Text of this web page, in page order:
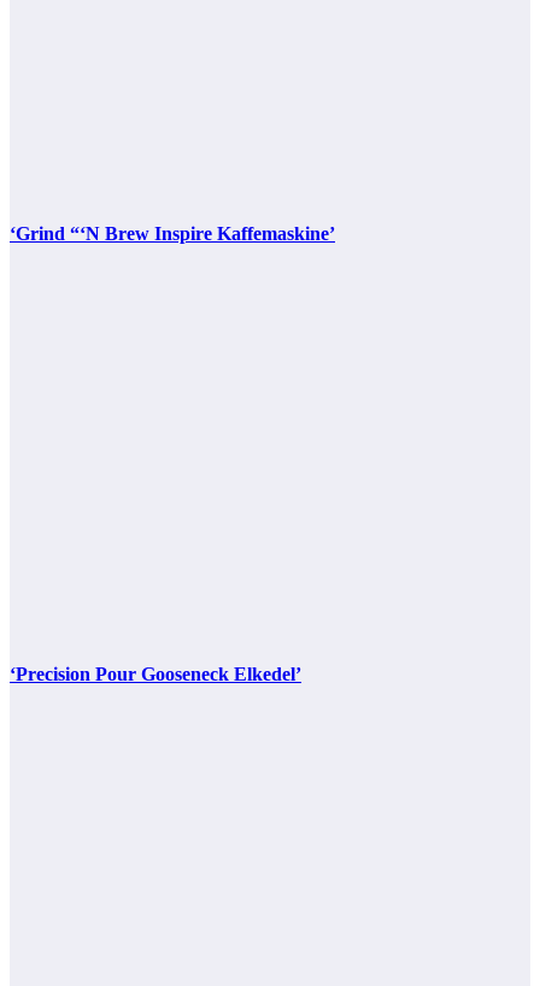
‘Grind “‘N Brew Inspire Kaffemaskine’
‘Precision Pour Gooseneck Elkedel’